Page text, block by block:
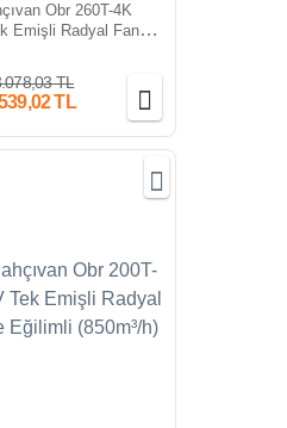
Obr 260T-4K
Emişli Radyal Fan
TL
TL